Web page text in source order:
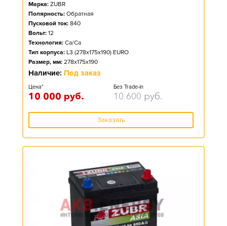
Марка: ZUBR
Полярность: Обратная
Пусковой ток: 840
Вольт: 12
Технология: Ca/Ca
Тип корпуса: L3 (278x175x190) EURO
Размер, мм: 278x175x190
Наличие: Под заказ
Цена*
10 000 руб.
Без Trade-in
10 600 руб.
Заказать